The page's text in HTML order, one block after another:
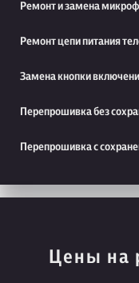
Ремонт и замена
Ремонт цепи питания
Замена кнопки
Перепрошивка без
Перепрошивка с
Цены на